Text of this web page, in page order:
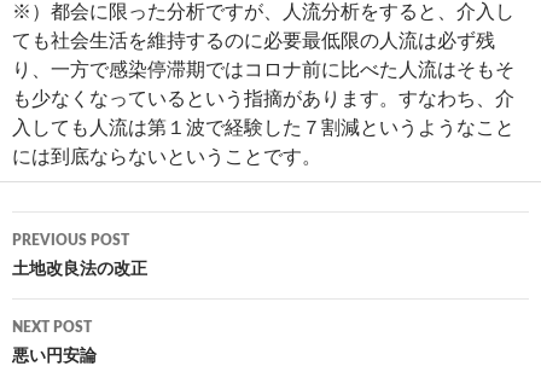
※）都会に限った分析ですが、人流分析をすると、介入し
ても社会生活を維持するのに必要最低限の人流は必ず残
り、一方で感染停滞期ではコロナ前に比べた人流はそもそ
も少なくなっているという指摘があります。すなわち、介
入しても人流は第１波で経験した７割減というようなこと
には到底ならないということです。
Post
navigation
PREVIOUS POST
土地改良法の改正
NEXT POST
悪い円安論